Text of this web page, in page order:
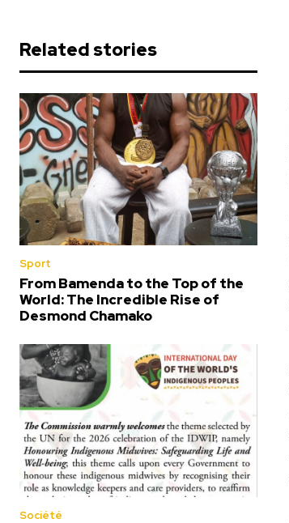
Related stories
Sport
From Bamenda to the Top of the
World: The Incredible Rise of
Desmond Chamako
Société